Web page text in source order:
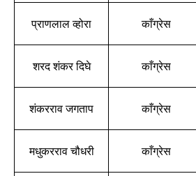
or click the subscribe button below.
your privacy and won't spam your
safe with us.
प्राणलाल व्होरा काँग्रेस
शरद शंकर दिघे काँग्रेस
शंकरराव जगताप काँग्रेस
मधुकरराव चौधरी काँग्रेस